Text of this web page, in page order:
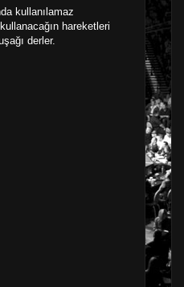
kullanılamaz
hareketleri
derler.